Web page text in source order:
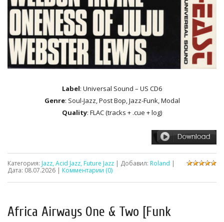
Label: Universal Sound – US CD6
Genre: Soul-Jazz, Post Bop, Jazz-Funk, Modal
Quality: FLAC (tracks + .cue + log)
Категория: Jazz, Acid Jazz, Future Jazz | Добавил: Roland |
Дата: 08.07.2026 | Комментарии (0)
Africa Airways One & Two [Funk